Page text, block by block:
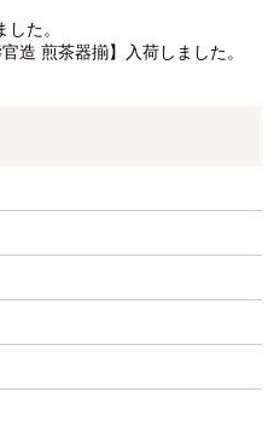
した。
官造 煎茶器揃】入荷しました。